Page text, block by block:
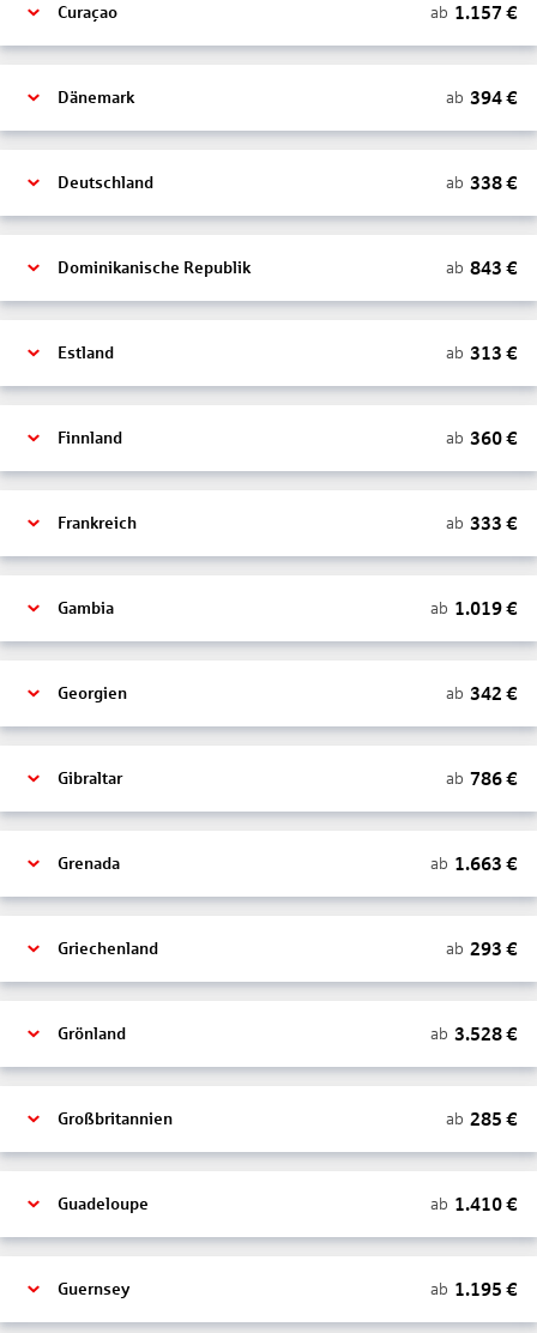
Curaçao ab 1.157 €
Dänemark ab 394€
Deutschland ab 338€
Dominikanische Republik ab 843 €
Estland ab 313 €
Finnland ab 360€
Frankreich ab 333 €
Gambia ab 1.019€
Georgien ab 342 €
Gibraltar ab 786€
Grenada ab 1.663 €
Griechenland ab 293 €
Grönland ab 3.528€
Großbritannien ab 285 €
Guadeloupe ab 1.410€
Guernsey ab 1.195 €